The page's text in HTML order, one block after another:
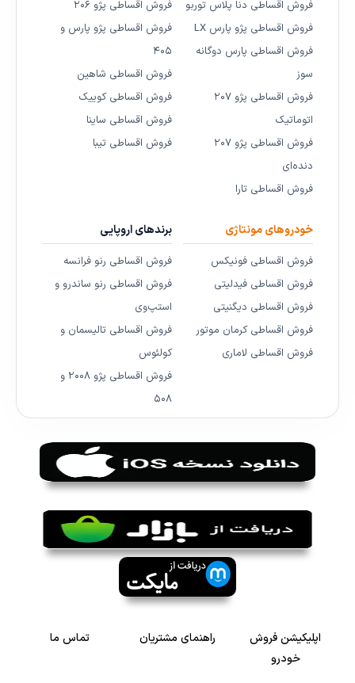
فروش اقساطی دنا پلاس توربو
فروش اقساطی پژو پارس LX
فروش اقساطی پارس دوگانه
سوز
فروش اقساطی پژو ۲۰۷
اتوماتیک
فروش اقساطی پژو ۲۰۷
دنده‌ای
فروش اقساطی تارا
فروش اقساطی پژو ۲۰۶
فروش اقساطی پژو پارس و
۴۰۵
فروش اقساطی شاهین
فروش اقساطی کوییک
فروش اقساطی ساینا
فروش اقساطی تیبا
خودروهای مونتاژی
فروش اقساطی فونیکس
فروش اقساطی فیدلیتی
فروش اقساطی دیگنیتی
فروش اقساطی کرمان موتور
فروش اقساطی لاماری
برندهای اروپایی
فروش اقساطی رنو فرانسه
فروش اقساطی رنو ساندرو و
استپ‌وی
فروش اقساطی تالیسمان و
کولئوس
فروش اقساطی پژو ۲۰۰۸ و
۵۰۸
اپلیکیشن فروش
خودرو
راهنمای مشتریان تماس ما